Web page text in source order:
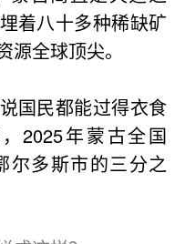
着八十多种稀缺矿
全球顶尖。
国民都能过得衣食
2025年蒙古全国
尔多斯市的三分之